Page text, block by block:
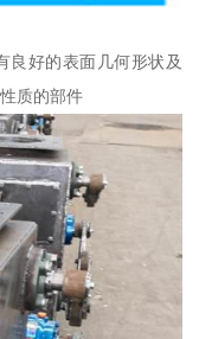
良好的表面几何形状及
质的部件